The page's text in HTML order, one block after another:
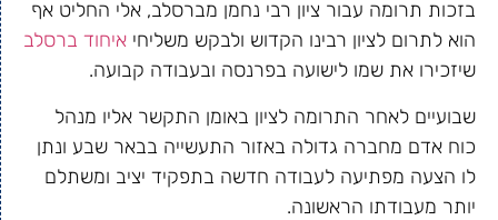
בזכות תרומה עבור ציון רבי נחמן מברסלב, אלי החליט אף
הוא לתרום לציון רבינו הקדוש ולבקש משליחי איחוד ברסלב
שיזכירו את שמו לישועה בפרנסה ובעבודה קבועה.
שבועיים לאחר התרומה לציון באומן התקשר אליו מנהל
כוח אדם מחברה גדולה באזור התעשייה בבאר שבע ונתן
לו הצעה מפתיעה לעבודה חדשה בתפקיד יציב ומשתלם
יותר מעבודתו הראשונה.